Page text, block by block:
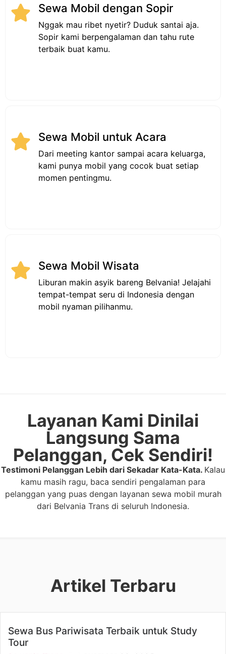
Sewa Mobil dengan Sopir
Nggak mau ribet nyetir? Duduk santai aja.
Sopir kami berpengalaman dan tahu rute
terbaik buat kamu.
Sewa Mobil untuk Acara
Dari meeting kantor sampai acara keluarga,
kami punya mobil yang cocok buat setiap
momen pentingmu.
Sewa Mobil Wisata
Liburan makin asyik bareng Belvania! Jelajahi
tempat-tempat seru di Indonesia dengan
mobil nyaman pilihanmu.
Layanan Kami Dinilai
Langsung Sama
Pelanggan, Cek Sendiri!
Testimoni Pelanggan Lebih dari Sekadar Kata-Kata. Kalau
kamu masih ragu, baca sendiri pengalaman para
pelanggan yang puas dengan layanan sewa mobil murah
dari Belvania Trans di seluruh Indonesia.
Artikel Terbaru
Sewa Bus Pariwisata Terbaik untuk Study
Tour